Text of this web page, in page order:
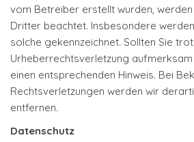
vom Betreiber erstellt wurden,
Dritter beachtet. Insbesondere
solche gekennzeichnet. Sollten Sie
Urheberrechtsverletzung
einen entsprechenden Hinweis. Bei
Rechtsverletzungen werden wir
entfernen.
Datenschutz